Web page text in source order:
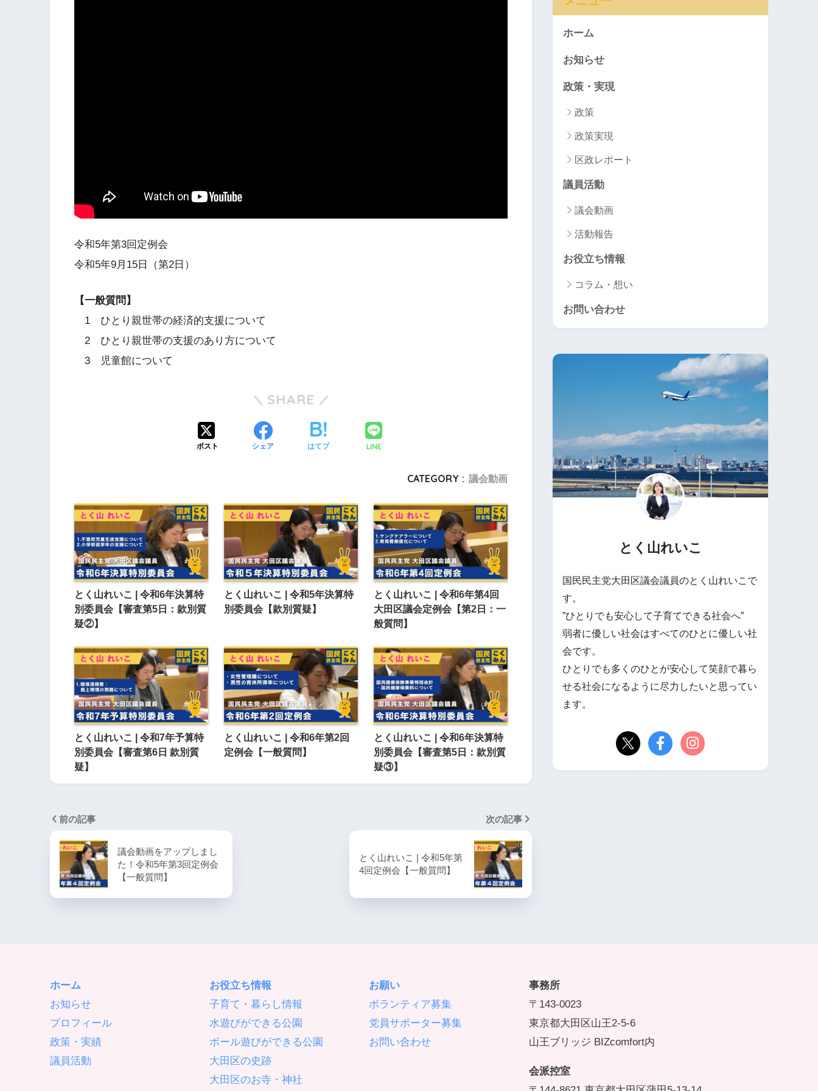
令和5年第3回定例会
令和5年9月15日（第2日）
【一般質問】
1 ひとり親世帯の経済的支援について
2 ひとり親世帯の支援のあり方について
3 児童館について
SHARE
ポスト シェア はてブ LINE
CATEGORY : 議会動画
とく山れいこ | 令和6年決算特
別委員会【審査第5日：款別質
疑②】
とく山れいこ | 令和5年決算特
別委員会【款別質疑】
とく山れいこ | 令和6年第4回
大田区議会定例会【第2日：一
般質問】
とく山れいこ | 令和7年予算特
別委員会【審査第6日 款別質
疑】
とく山れいこ | 令和6年第2回
定例会【一般質問】
とく山れいこ | 令和6年決算特
別委員会【審査第5日：款別質
疑③】
前の記事
議会動画をアップしまし
た！令和5年第3回定例会
【一般質問】
次の記事
とく山れいこ | 令和5年第
4回定例会【一般質問】
ホーム
お知らせ
政策・実現
政策
政策実現
区政レポート
議員活動
議会動画
活動報告
お役立ち情報
コラム・想い
お問い合わせ
とく山れいこ
国民民主党大田区議会議員のとく山れいこで
す。
”ひとりでも安心して子育てできる社会へ”
弱者に優しい社会はすべてのひとに優しい社
会です。
ひとりでも多くのひとが安心して笑顔で暮ら
せる社会になるように尽力したいと思ってい
ます。
ホーム
お知らせ
プロフィール
政策・実績
議員活動
お役立ち情報
子育て・暮らし情報
水遊びができる公園
ボール遊びができる公園
大田区の史跡
大田区のお寺・神社
お願い
ボランティア募集
党員サポーター募集
お問い合わせ
事務所
〒143-0023
東京都大田区山王2-5-6
山王ブリッジ BIZcomfort内
会派控室